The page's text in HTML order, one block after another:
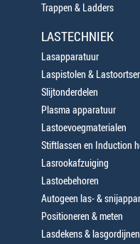
Trappen & Ladders
LASTECHNIEK
Lasapparatuur
Laspistolen &
Slijtonderdelen
Plasma apparatuur
Lastoevoegmaterialen
Stiftlassen en Induction
Lasrookafzuiging
Lastoebehoren
Autogeen las- &
Positioneren & meten
Lasdekens & lasgordijnen